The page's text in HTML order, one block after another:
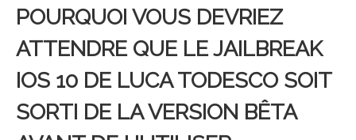
POURQUOI VOUS DEVRIEZ
ATTENDRE QUE LE JAILBREAK
IOS 10 DE LUCA TODESCO SOIT
SORTI DE LA VERSION BÊTA